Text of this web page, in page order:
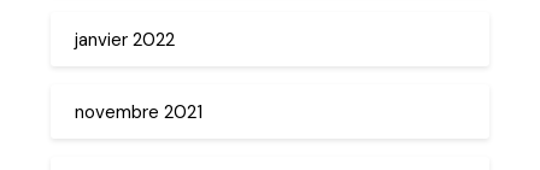
janvier 2022
novembre 2021